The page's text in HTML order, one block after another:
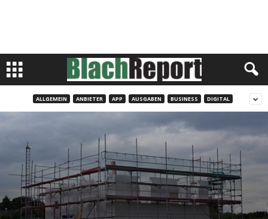
ALLGEMEIN ANBIETER APP AUSGABEN BUSINESS DIGITAL